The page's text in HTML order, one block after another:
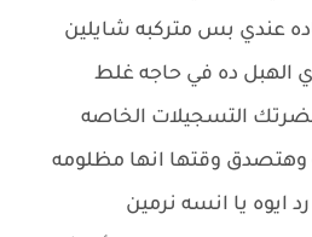
عندي بس متركبه شايلين
الهبل ده في حاجه غلط
التسجيلات الخاصه
وهتصدق وقتها انها مظلومه
ايوه يا انسه نرمين